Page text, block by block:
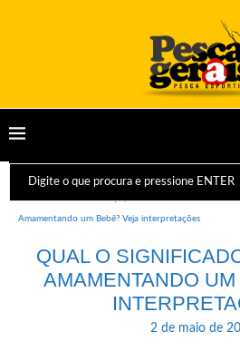
Amamentando um Bebê? Veja interpretações
QUAL O
AMAMENTANDO
2 de maio de